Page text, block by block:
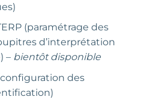
(paramétrage des
d’interprétation
– bientôt disponible
des